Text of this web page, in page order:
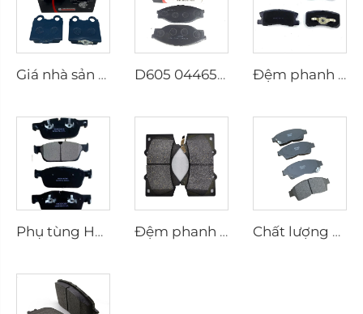
Giá nhà sản xuất Phụ tùng ô tô gốm phanh trước cho Lexus kd 2722 D605 04465-23040 Đệm Phanh Nhà Sản Xuất Đĩa Phanh cho toyota Đệm Phanh Chính Hãng Đệm phanh trước tốt nhất D596 cho Mitsubishi Pajero Galant Sigma
Phụ tùng Hệ thống Phanh Tự động Bán buôn Đệm Phanh Trống Trước Ô tô Xe tự lái Đệm phanh chất lượng cao cho ô tô dành cho Toyota dẫn đầu ngành công nghiệp Trung Quốc Bán buôn Hệ thống Đệm Phanh D1303 Đệm Phanh Ô tô Chất lượng cao D562 Phụ kiện Pad phanh Ô tô Phụ kiện Ô tô Hệ thống Pad phanh